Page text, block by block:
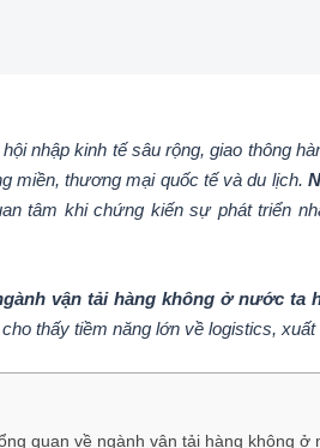
nhập kinh tế sâu rộng, giao thông
miền, thương mại quốc tế và du lịch.
tâm khi chứng kiến sự phát triển
vận tải hàng không ở nước ta
thấy tiềm năng lớn về logistics,
quan về ngành vận tải hàng không ở